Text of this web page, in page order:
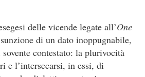
delle vicende legate all’One
di un dato inoppugnabile,
sovente contestato: la plurivocità
e l’intersecarsi, in essi, di